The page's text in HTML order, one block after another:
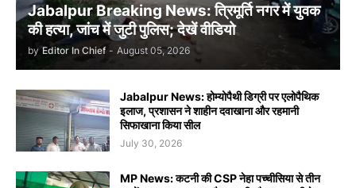
Jabalpur Breaking News: त्रिमूर्ति नगर में युवक
की हत्या, जांच में जुटी पुलिस; देखें वीडियो
by Editor In Chief - August 05, 2026
Jabalpur News: होम्योपैथी डिग्री पर एलोपैथिक
इलाज, प्रशासन ने शाहीन दवाखाना और रहमानी
सिफाखाना किया सील
July 30, 2026
MP News: कटनी की CSP नेहा पच्चीसिया से तीन